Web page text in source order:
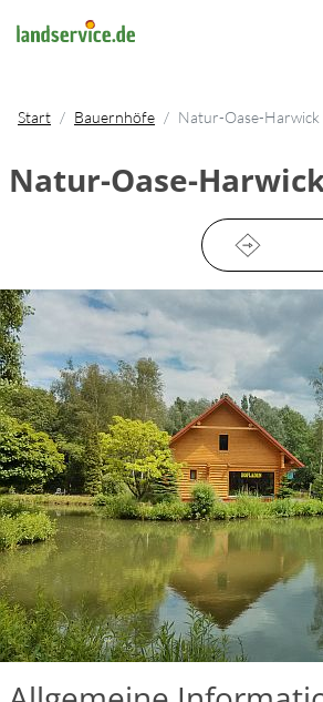
Start Bauernhöfe Natur-Oase-Harwick
Natur-Oase-